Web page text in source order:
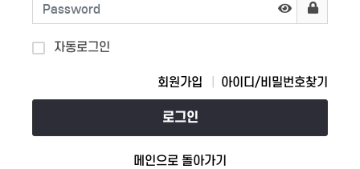
자동로그인
회원가입 아이디/비밀번호찾기
로그인
메인으로 돌아가기